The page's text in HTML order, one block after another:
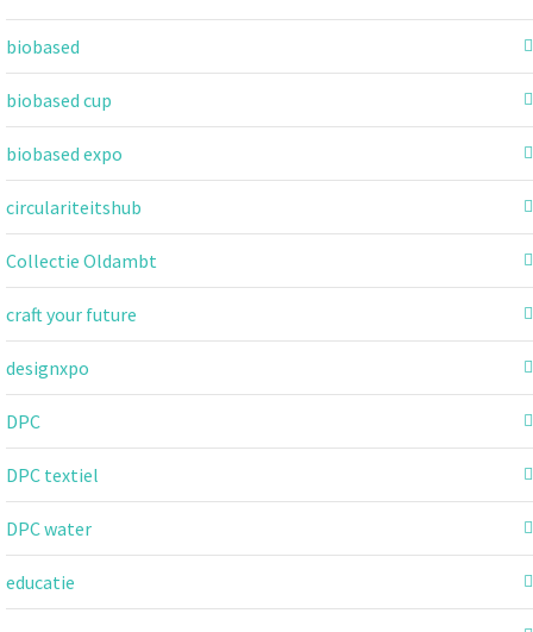
biobased
biobased cup
biobased expo
circulariteitshub
Collectie Oldambt
craft your future
designxpo
DPC
DPC textiel
DPC water
educatie